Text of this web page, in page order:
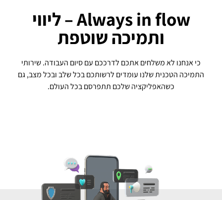
Always in flow – ליווי
ותמיכה שוטפת
כי אנחנו לא משלחים אתכם לדרככם עם סיום העבודה. שירותי
התמיכה הטכנית שלנו עומדים לרשותכם בכל שלב ובכל מצב, גם
כשהאפליקציה שלכם תתפרסם בכל העולם.